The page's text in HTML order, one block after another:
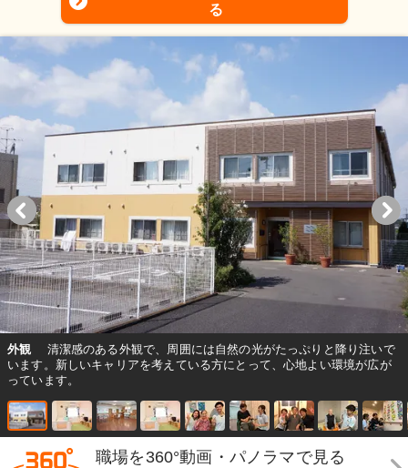
る
外観
清潔感のある外観で、周囲には自然の光がたっぷりと降り注いで
います。新しいキャリアを考えている方にとって、心地よい環境が広が
っています。
職場を360°動画・パノラマで見る